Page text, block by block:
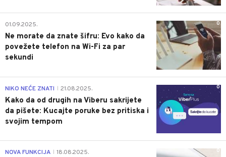
0
01.09.2025.
Ne morate da znate šifru: Evo kako da
povežete telefon na Wi-Fi za par
sekundi
0
NIKO NEĆE ZNATI 21.08.2025.
Kako da od drugih na Viberu sakrijete
da pišete: Kucajte poruke bez pritiska i
svojim tempom
0
NOVA FUNKCIJA 18.08.2025.